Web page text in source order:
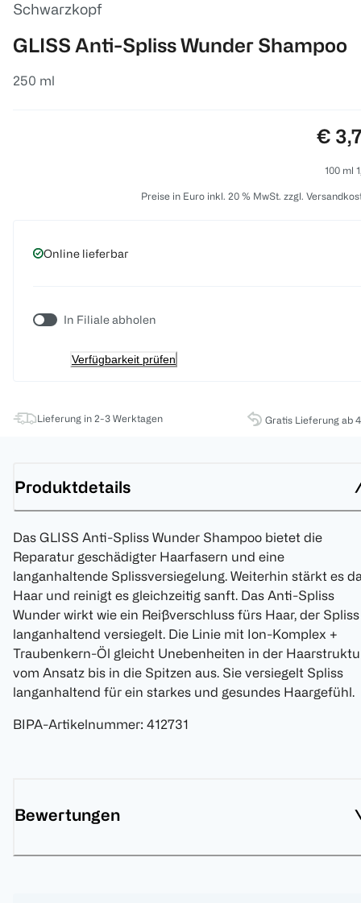
Schwarzkopf
GLISS Anti-Spliss Wunder Shampoo
250 ml
€
100 ml
Preise in Euro inkl. 20 % MwSt. zzgl.
Online lieferbar
In Filiale abholen
Verfügbarkeit prüfen
Lieferung in 2-3 Werktagen Gratis Lieferung ab
Produktdetails
Das GLISS Anti-Spliss Wunder Shampoo bietet die
Reparatur geschädigter Haarfasern und eine
langanhaltende Splissversiegelung. Weiterhin stärkt es
Haar und reinigt es gleichzeitig sanft. Das Anti-Spliss
Wunder wirkt wie ein Reißverschluss fürs Haar, der Spliss
langanhaltend versiegelt. Die Linie mit Ion-Komplex +
Traubenkern-Öl gleicht Unebenheiten in der
vom Ansatz bis in die Spitzen aus. Sie versiegelt Spliss
langanhaltend für ein starkes und gesundes Haargefühl.
BIPA-Artikelnummer: 412731
Bewertungen